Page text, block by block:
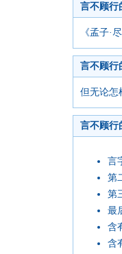
言不顾行
《孟子·
言不顾行
但无论怎
言不顾行
言
第
第
最
含
含